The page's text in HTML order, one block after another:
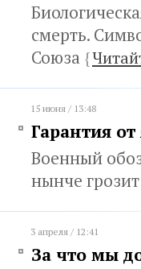
смерть.
Союза {
15 июня / 13:48
Гарантия
Военный
нынче
3 апреля / 12:41
За что мы